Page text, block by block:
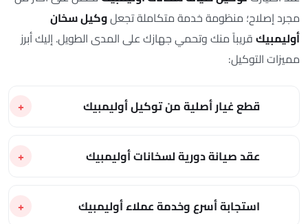
مجرد إصلاح؛ منظومة خدمة متكاملة تجعلوكيل سخان
أوليمبيكقريباً منك وتحمي جهازك على المدى الطويل. إليك أبرز
مميزات التوكيل:
قطع غيار أصلية من توكيل أوليمبيك
عقد صيانة دورية لسخانات أوليمبيك
استجابة أسرع وخدمة عملاء أوليمبيك